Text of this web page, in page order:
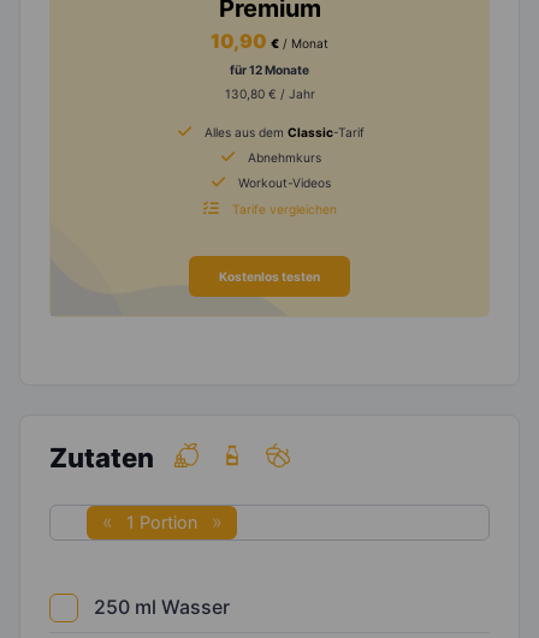
Premium
10,90 € / Monat
für 12 Monate
130,80 € / Jahr
Alles aus dem Classic-Tarif
Abnehmkurs
Workout-Videos
Tarife vergleichen
Kostenlos testen
Zutaten
1 Portion
250 ml Wasser